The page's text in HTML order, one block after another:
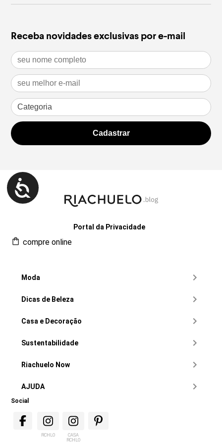
Receba novidades exclusivas por e-mail
Portal da Privacidade
compre online
Moda
Dicas de Beleza
Casa e Decoração
Sustentabilidade
Riachuelo Now
AJUDA
Social
RCHLO
CASA
RCHLO